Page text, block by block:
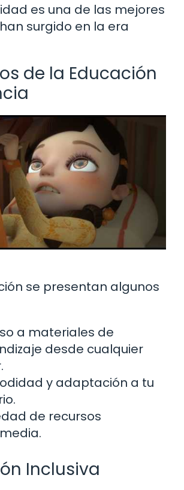
es una de las mejores
surgido en la era
de la Educación
se presentan algunos
a materiales de
desde cualquier
y adaptación a tu
de recursos
Inclusiva